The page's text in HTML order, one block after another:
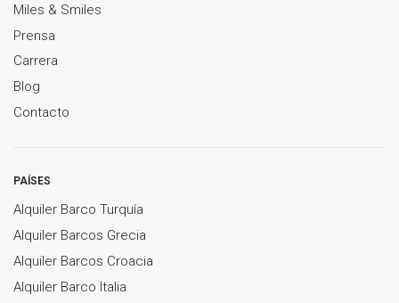
Miles & Smiles
Prensa
Carrera
Blog
Contacto
PAÍSES
Alquiler Barco Turquía
Alquiler Barcos Grecia
Alquiler Barcos Croacia
Alquiler Barco Italia